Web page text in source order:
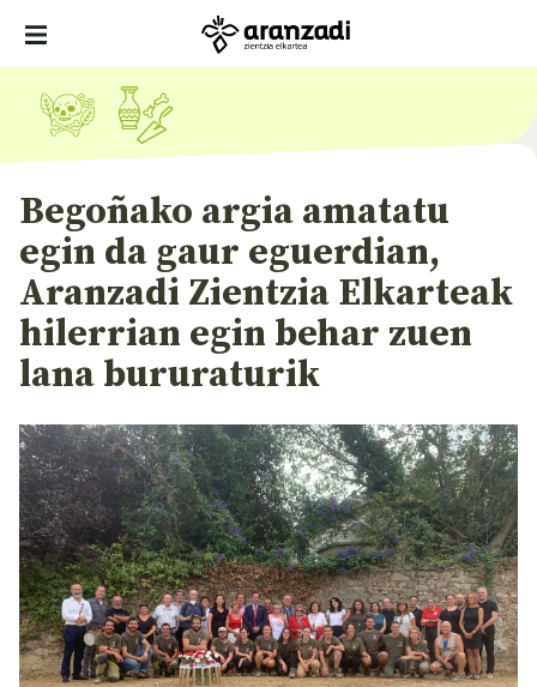
Begoñako argia amatatu
egin da gaur eguerdian,
Aranzadi Zientzia Elkarteak
hilerrian egin behar zuen
lana bururaturik